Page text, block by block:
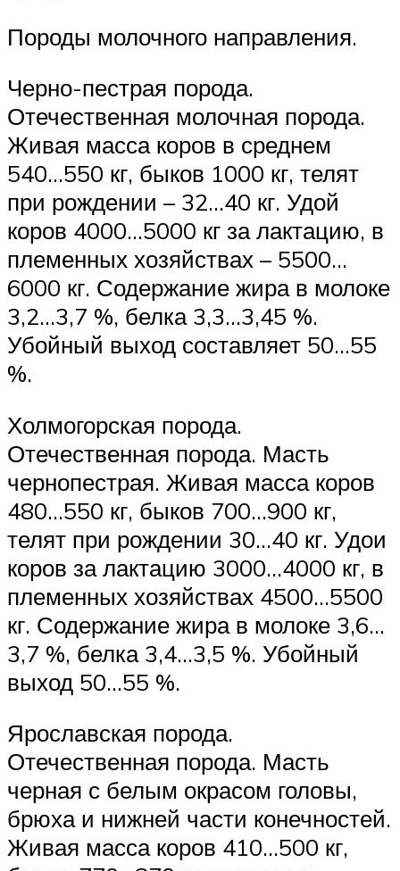
Породы молочного направления.
Черно-пестрая порода.
Отечественная молочная порода.
Живая масса коров в среднем
540…550 кг, быков 1000 кг, телят
при рождении – 32…40 кг. Удой
коров 4000…5000 кг за лактацию, в
племенных хозяйствах – 5500…
6000 кг. Содержание жира в молоке
3,2…3,7 %, белка 3,3…3,45 %.
Убойный выход составляет 50…55
%.
Холмогорская порода.
Отечественная порода. Масть
чернопестрая. Живая масса коров
480…550 кг, быков 700…900 кг,
телят при рождении 30…40 кг. Удои
коров за лактацию 3000…4000 кг, в
племенных хозяйствах 4500…5500
кг. Содержание жира в молоке 3,6…
3,7 %, белка 3,4…3,5 %. Убойный
выход 50…55 %.
Ярославская порода.
Отечественная порода. Масть
черная с белым окрасом головы,
брюха и нижней части конечностей.
Живая масса коров 410…500 кг,